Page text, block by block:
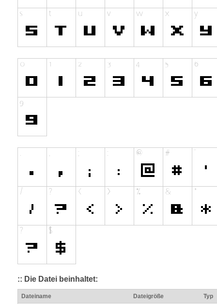
:: Die Datei beinhaltet:
Dateiname Dateigröße Typ